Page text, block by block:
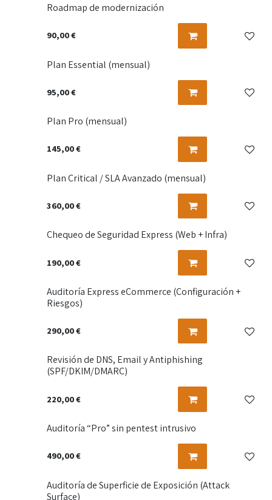
Roadmap de modernización
90,00€
Plan Essential (mensual)
95,00€
Plan Pro (mensual)
145,00€
Plan Critical / SLA Avanzado (mensual)
360,00€
Chequeo de Seguridad Express (Web + Infra)
190,00€
Auditoría Express eCommerce (Configuración +
Riesgos)
290,00€
Revisión de DNS, Email y Antiphishing
(SPF/DKIM/DMARC)
220,00€
Auditoría “Pro” sin pentest intrusivo
490,00€
Auditoría de Superficie de Exposición (Attack
Surface)